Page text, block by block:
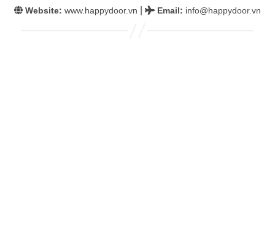
Website: www.happydoor.vn Email: info@happydoor.vn